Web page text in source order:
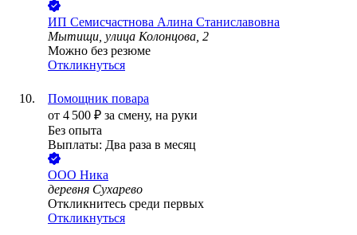
ИП Семисчастнова Алина Станиславовна
Мытищи, улица Колонцова, 2
Можно без резюме
Откликнуться
Помощник повара
от 4 500 ₽ за смену, на руки
Без опыта
Выплаты: Два раза в месяц
ООО Ника
деревня Сухарево
Откликнитесь среди первых
Откликнуться